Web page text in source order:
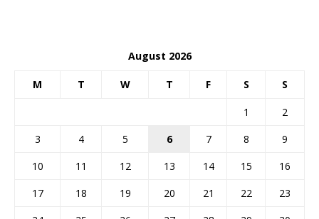
August 2026
M T W T F S S
1
2
3
4 5 6 7 8
9
10
11 12 13 14 15
16
17
18 19 20 21 22
23